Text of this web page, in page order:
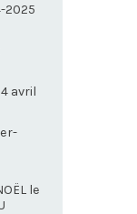
2025
avril
le